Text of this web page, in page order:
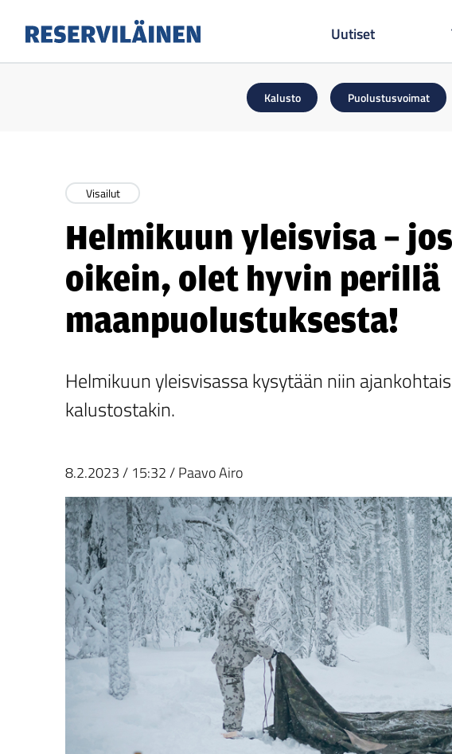
Uutiset
Kalusto Puolustusvoimat
Visailut
Helmikuun yleisvisa –
oikein, olet hyvin perillä
maanpuolustuksesta!
Helmikuun yleisvisassa kysytään niin
kalustostakin.
8.2.2023/ 15:32/Paavo Airo